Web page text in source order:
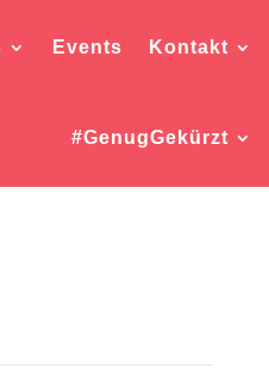
Events Kontakt
#GenugGekürzt